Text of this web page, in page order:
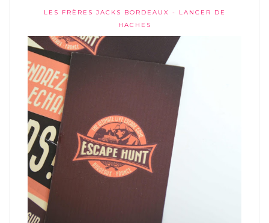
LES FRÈRES JACKS BORDEAUX - LANCER DE
HACHES